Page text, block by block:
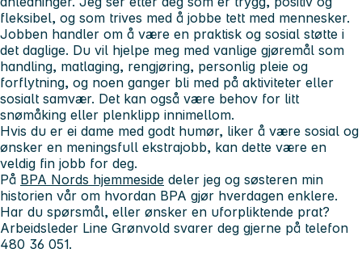
fleksibel, og som trives med å jobbe tett med mennesker.
Jobben handler om å være en praktisk og sosial støtte i
det daglige. Du vil hjelpe meg med vanlige gjøremål som
handling, matlaging, rengjøring, personlig pleie og
forflytning, og noen ganger bli med på aktiviteter eller
sosialt samvær. Det kan også være behov for litt
snømåking eller plenklipp innimellom.
Hvis du er ei dame med godt humør, liker å være sosial og
ønsker en meningsfull ekstrajobb, kan dette være en
veldig fin jobb for deg.
På BPA Nords hjemmeside deler jeg og søsteren min
historien vår om hvordan BPA gjør hverdagen enklere.
Har du spørsmål, eller ønsker en uforpliktende prat?
Arbeidsleder Line Grønvold svarer deg gjerne på telefon
480 36 051.